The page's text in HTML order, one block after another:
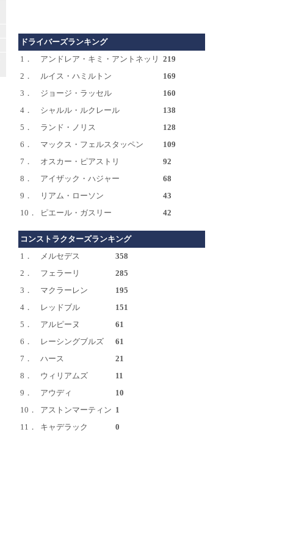
ドライバーズランキング
1．
アンドレア・キミ・アントネッリ 219
2．
ルイス・ハミルトン
169
3．
ジョージ・ラッセル
160
4．
シャルル・ルクレール
138
5．
ランド・ノリス
128
6．
マックス・フェルスタッペン
109
7．
オスカー・ピアストリ
92
8．
アイザック・ハジャー
68
9．
リアム・ローソン
43
10．
ピエール・ガスリー 42
コンストラクターズランキング
1．
メルセデス
358
2．
フェラーリ
285
3．
マクラーレン
195
4．
レッドブル
151
5．
アルピーヌ
61
6．
レーシングブルズ
61
7．
ハース
21
8．
ウィリアムズ
11
9．
アウディ
10
10．
アストンマーティン 1
11．
キャデラック 0